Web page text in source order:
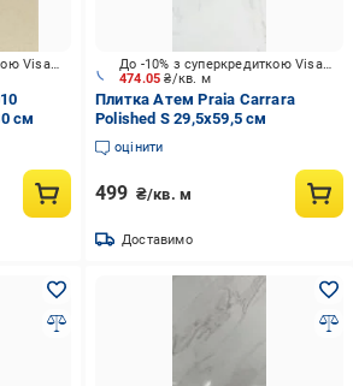
До -10% з суперкредиткою Visa Вигода
см
474.05₴/кв. м
До -10% з суперкредиткою Visa Вигода
Плитка Атем Praia Carrara
Polished S 29,5x59,5 см
оцінити
499 ₴/кв. м
Доставимо